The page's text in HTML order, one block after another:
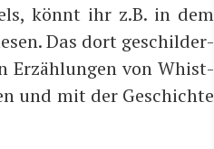
könnt ihr z.B. in dem
Das dort geschil­der­
Erzäh­lun­gen von Whist­
und mit der Geschich­te